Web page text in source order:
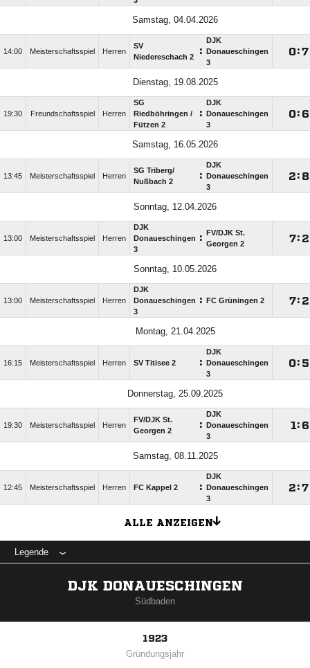
Samstag, 04.04.2026
14:00 Meisterschaftsspiel Herren
SV
Niedereschach 2
:
DJK
Donaueschingen
3
:
Dienstag, 19.08.2025
19:30 Freundschaftsspiel Herren
SG
Riedböhringen /​
Fützen 2
:
DJK
Donaueschingen
3
: 
Samstag, 16.05.2026
13:45 Meisterschaftsspiel Herren
SG Triberg/​
Nußbach 2
:
DJK
Donaueschingen
3
: 
Sonntag, 12.04.2026
13:00 Meisterschaftsspiel Herren
DJK
Donaueschingen
3
:
FV/​DJK St.
Georgen 2
: 
Sonntag, 10.05.2026
13:00 Meisterschaftsspiel Herren
DJK
Donaueschingen
3
: FC Grüningen 2 : 
Montag, 21.04.2025
16:15 Meisterschaftsspiel Herren SV Titisee 2 :
DJK
Donaueschingen
3
: 
Donnerstag, 25.09.2025
19:30 Meisterschaftsspiel Herren
FV/​DJK St.
Georgen 2
:
DJK
Donaueschingen
3
: 
Samstag, 08.11.2025
12:45 Meisterschaftsspiel Herren FC Kappel 2 :
DJK
Donaueschingen
3
:
ALLE ANZEIGEN
Legende
DJK DONAUESCHINGEN
Südbaden
1923
Gründungsjahr